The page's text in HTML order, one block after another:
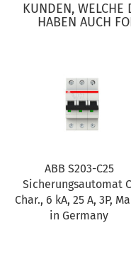
KUNDEN, WELCHE
HABEN AUCH
ABB S203-C25
Sicherungsautomat
Char., 6 kA, 25 A, 3P,
in Germany